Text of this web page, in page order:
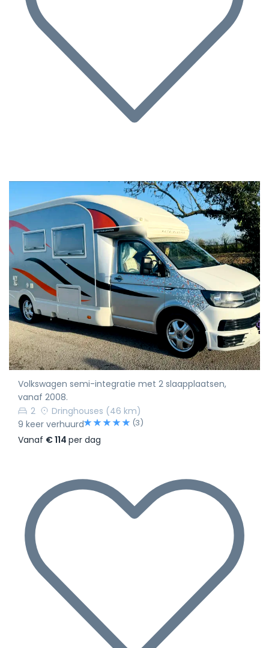
Volkswagen semi-integratie met 2 slaapplaatsen,
vanaf 2008.
2
Dringhouses (46 km)
9 keer verhuurd
(3)
Vanaf € 114 per dag